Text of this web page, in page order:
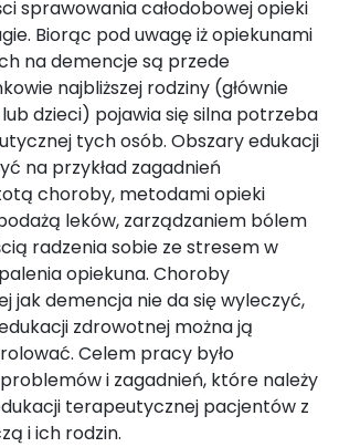
sprawowania całodobowej opieki
Biorąc pod uwagę iż opiekunami
na demencje są przede
najbliższej rodziny (głównie
lub dzieci) pojawia się silna potrzeba
tych osób. Obszary edukacji
na przykład zagadnień
choroby, metodami opieki
leków, zarządzaniem bólem
radzenia sobie ze stresem w
opiekuna. Choroby
jak demencja nie da się wyleczyć,
zdrowotnej można ją
Celem pracy było
i zagadnień, które należy
terapeutycznej pacjentów z
i ich rodzin.